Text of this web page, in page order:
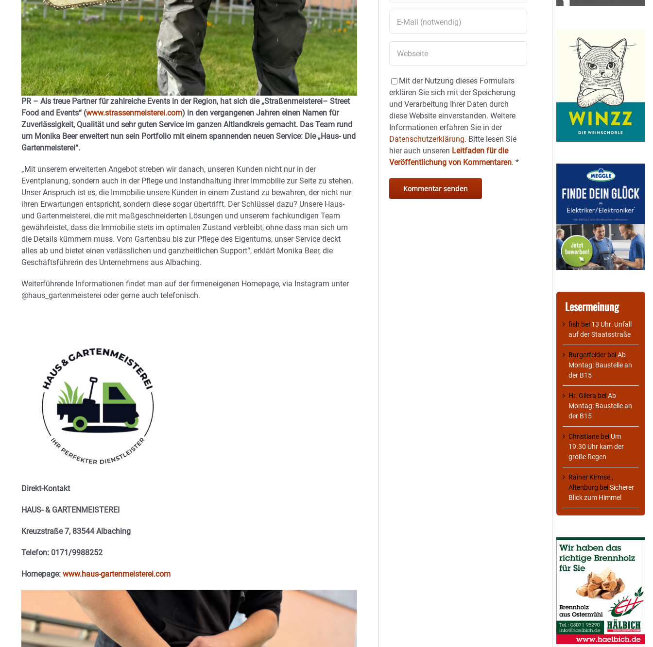
PR – Als treue Partner für zahlreiche Events in der Region, hat sich die „Straßenmeisterei– Street
Food and Events“ (www.strassenmeisterei.com) in den vergangenen Jahren einen Namen für
Zuverlässigkeit, Qualität und sehr guten Service im ganzen Altlandkreis gemacht. Das Team rund
um Monika Beer erweitert nun sein Portfolio mit einem spannenden neuen Service: Die „Haus- und
Gartenmeisterei“.
„Mit unserem erweiterten Angebot streben wir danach, unseren Kunden nicht nur in der
Eventplanung, sondern auch in der Pflege und Instandhaltung ihrer Immobilie zur Seite zu stehen.
Unser Anspruch ist es, die Immobilie unsere Kunden in einem Zustand zu bewahren, der nicht nur
ihren Erwartungen entspricht, sondern diese sogar übertrifft. Der Schlüssel dazu? Unsere Haus-
und Gartenmeisterei, die mit maßgeschneiderten Lösungen und unserem fachkundigen Team
gewährleistet, dass die Immobilie stets im optimalen Zustand verbleibt, ohne dass man sich um
die Details kümmern muss. Vom Gartenbau bis zur Pflege des Eigentums, unser Service deckt
alles ab und bietet einen verlässlichen und ganzheitlichen Support“, erklärt Monika Beer, die
Geschäftsführerin des Unternehmens aus Albaching.
Weiterführende Informationen findet man auf der firmeneigenen Homepage, via Instagram unter
@haus_gartenmeisterei oder gerne auch telefonisch.
Direkt-Kontakt
HAUS- & GARTENMEISTEREI
Kreuzstraße 7, 83544 Albaching
Telefon: 0171/9988252
Homepage: www.haus-gartenmeisterei.com
Mit der Nutzung dieses Formulars
erklären Sie sich mit der Speicherung
und Verarbeitung Ihrer Daten durch
diese Website einverstanden. Weitere
Informationen erfahren Sie in der
Datenschutzerklärung. Bitte lesen Sie
hier auch unseren Leitfaden für die
Veröffentlichung von Kommentaren.*
Lesermeinung
fish bei 13 Uhr: Unfall
auf der Staatsstraße
Burgerfelder beiAb
Montag: Baustelle an
der B15
Hr. Gilera beiAb
Montag: Baustelle an
der B15
Christiane bei Um
19.30 Uhr kam der
große Regen
Rainer Kirmse ,
Altenburg beiSicherer
Blick zum Himmel